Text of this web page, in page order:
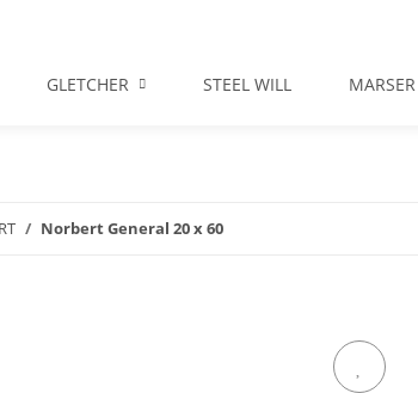
GLETCHER STEEL WILL MARSER
Norbert General 20 x 60